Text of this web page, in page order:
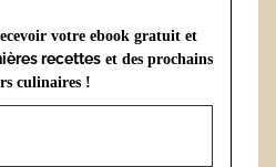
votre ebook gratuit et
recettes et des prochains
culinaires !